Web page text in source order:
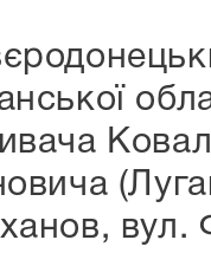
вул.